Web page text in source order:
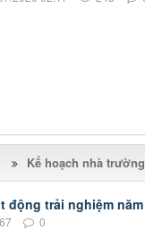
Kế hoạch nhà trường
động trải nghiệm năm
0